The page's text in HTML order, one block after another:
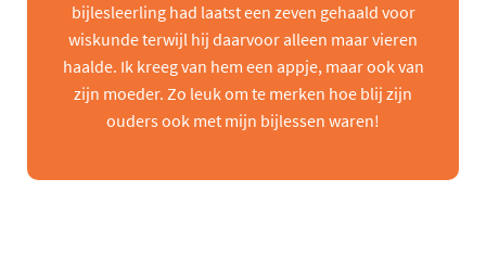
bijlesleerling had laatst een zeven gehaald voor
wiskunde terwijl hij daarvoor alleen maar vieren
haalde. Ik kreeg van hem een appje, maar ook van
zijn moeder. Zo leuk om te merken hoe blij zijn
ouders ook met mijn bijlessen waren!